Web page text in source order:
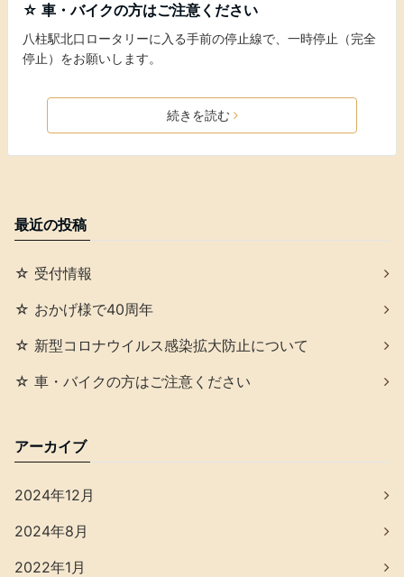
☆ 車・バイクの方はご注意ください
八柱駅北口ロータリーに入る手前の停止線で、一時停止（完全
停止）をお願いします。
続きを読む
最近の投稿
☆ 受付情報
☆ おかげ様で40周年
☆ 新型コロナウイルス感染拡大防止について
☆ 車・バイクの方はご注意ください
アーカイブ
2024年12月
2024年8月
2022年1月